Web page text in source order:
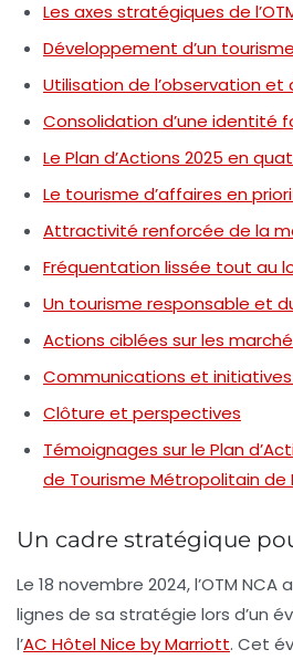
Les axes stratégiques de
Développement d’un
Utilisation de l’observation et
Consolidation d’une identité
Le Plan d’Actions 2025 en
Le tourisme d’affaires en
Attractivité renforcée de la
Fréquentation lissée tout au
Un tourisme responsable et
Actions ciblées sur les
Communications et initiatives
Clôture et perspectives
Témoignages sur le Plan
de Tourisme Métropolitain de
Un cadre stratégique
Le 18 novembre 2024, l’OTM
lignes de sa stratégie lors d’un
l’AC Hôtel Nice by Marriott. Cet